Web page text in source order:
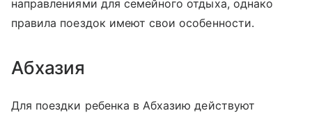
направлениями для семейного отдыха, однако
правила поездок имеют свои особенности.
Абхазия
Для поездки ребенка в Абхазию действуют